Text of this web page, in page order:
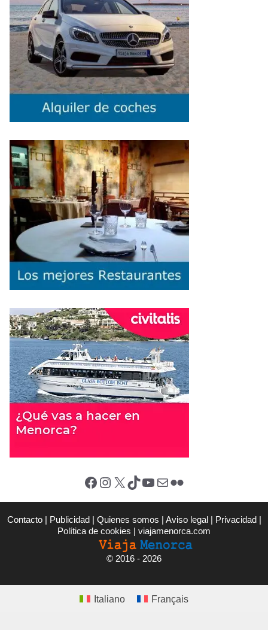
Facebook Instagram X (Twitter) TikTok YouTube Correo electrónico Flickr
Contacto | Publicidad | Quienes somos | Aviso legal | Privacidad |
Política de cookies | viajamenorca.com
© 2016 - 2026
Italiano Français